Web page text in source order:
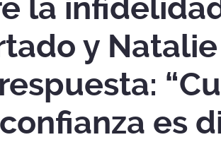
la
y
es